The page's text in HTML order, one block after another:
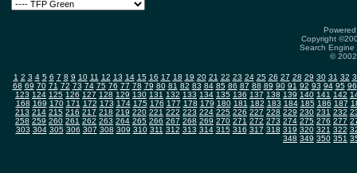
Copyright
Search
©
1 2 3 4 5 6 7 8 9 10 11 12 13 14 15 16 17 18 19 20 21 22 23 24 25 26 27 28 29 30 31 32
68 69 70 71 72 73 74 75 76 77 78 79 80 81 82 83 84 85 86 87 88 89 90 91 92 93 94 95 96
123 124 125 126 127 128 129 130 131 132 133 134 135 136 137 138 139 140 141 142
168 169 170 171 172 173 174 175 176 177 178 179 180 181 182 183 184 185 186 187
213 214 215 216 217 218 219 220 221 222 223 224 225 226 227 228 229 230 231 232
258 259 260 261 262 263 264 265 266 267 268 269 270 271 272 273 274 275 276 277
303 304 305 306 307 308 309 310 311 312 313 314 315 316 317 318 319 320 321 322
348 349 350 351